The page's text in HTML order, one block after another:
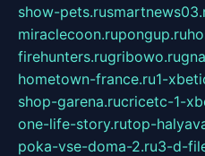
show-pets.ru
miraclecoon.rupongup.ru
firehunters.rugribowo.ru
hometown-france.ru1-
shop-garena.rucricetc-1-
one-life-story.rutop-
poka-vse-doma-2.ru3-d-